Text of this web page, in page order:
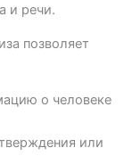
и речи.
позволяет
о человеке
или